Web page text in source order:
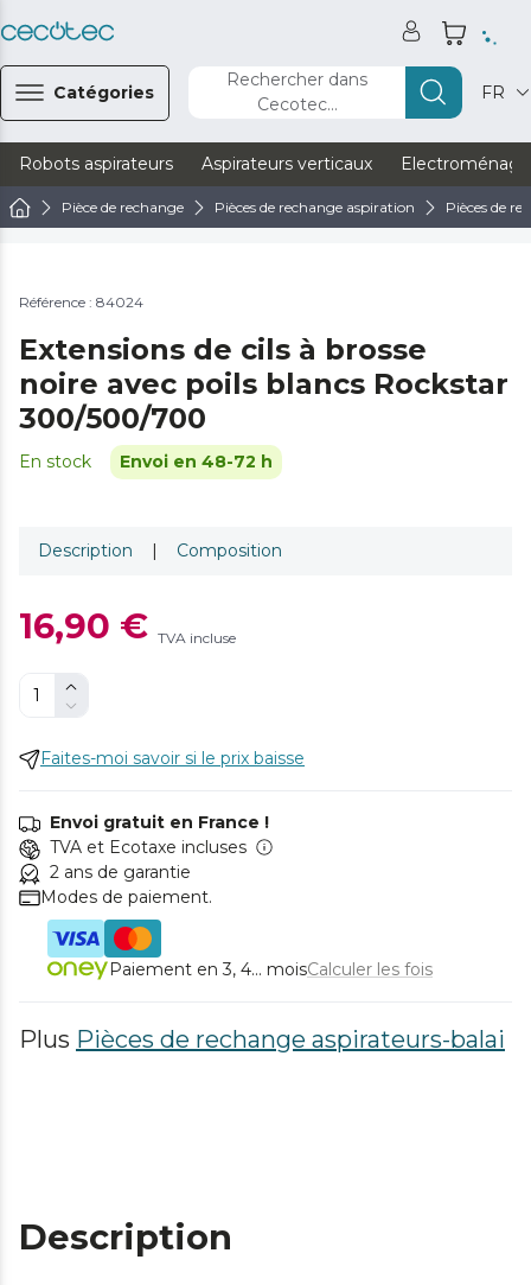
Catégories
Rechercher dans
Cecotec...
FR
Robots aspirateurs Aspirateurs verticaux
Pièce de rechange Pièces de rechange aspiration Pièces de
Référence : 84024
Extensions de cils à brosse
noire avec poils blancs Rockstar
300/500/700
En stock Envoi en 48-72 h
Description | Composition
16,90 € TVA incluse
Faites-moi savoir si le prix baisse
Envoi gratuit en France !
TVA et Ecotaxe incluses
2 ans de garantie
Modes de paiement.
Paiement en 3, 4... moisCalculer les fois
Plus Pièces de rechange aspirateurs-balai
Description